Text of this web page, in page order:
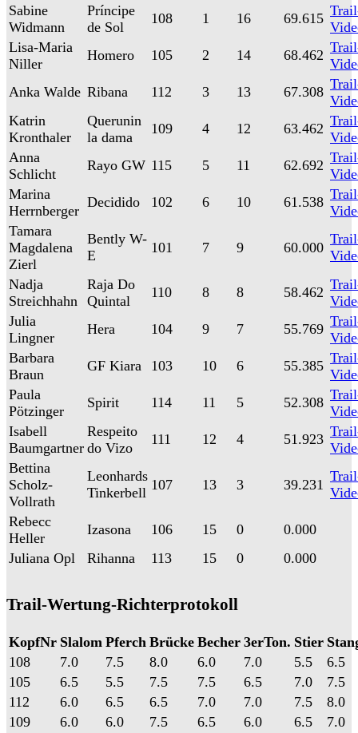
Sabine
Widmann
Príncipe
de Sol
108 1 16 69.615
Lisa-Maria
Niller
Homero 105 2 14 68.462
Anka Walde Ribana 112 3 13 67.308
Katrin
Kronthaler
Querunin
la dama
109 4 12 63.462
Anna
Schlicht
Rayo GW 115 5 11 62.692
Marina
Herrnberger
Decidido 102 6 10 61.538
Tamara
Magdalena
Zierl
Bently W-
E
101 7 9 60.000
Nadja
Streichhahn
Raja Do
Quintal
110 8 8 58.462
Julia
Lingner
Hera 104 9 7 55.769
Barbara
Braun
GF Kiara 103 10 6 55.385
Paula
Pötzinger
Spirit 114 11 5 52.308
Isabell
Baumgartner
Respeito
do Vizo
111 12 4 51.923
Bettina
Scholz-
Vollrath
Leonhards
Tinkerbell 107 13 3 39.231
Rebecc
Heller
Izasona 106 15 0
0.000
Juliana Opl
Rihanna 113 15 0 0.000
Trail-Wertung-Richterprotokoll
KopfNr Slalom Pferch Brücke Becher 3erTon. Stier
108
7.0 7.5 8.0 6.0 7.0 5.5
6.5
105
6.5 5.5 7.5 7.5 6.5 7.0
7.5
112
6.0 6.5 6.5 7.0 7.0 7.5
8.0
109
6.0 6.0 7.5 6.5 6.0 6.5
7.0